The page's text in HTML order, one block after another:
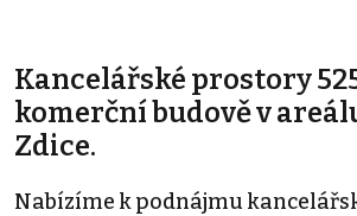
Kancelářské prostory
komerční budově v
Zdice.
Nabízíme k podnájmu